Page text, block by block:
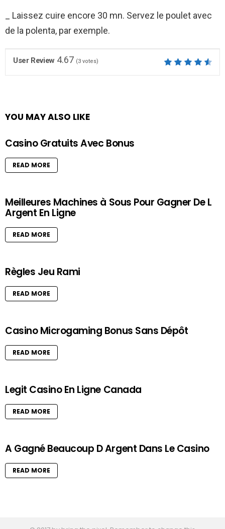
_ Laissez cuire encore 30 mn. Servez le poulet avec
de la polenta, par exemple.
User Review 4.67 (3votes)
YOU MAY ALSO LIKE
Casino Gratuits Avec Bonus
READ MORE
Meilleures Machines à Sous Pour Gagner De L
Argent En Ligne
READ MORE
Règles Jeu Rami
READ MORE
Casino Microgaming Bonus Sans Dépôt
READ MORE
Legit Casino En Ligne Canada
READ MORE
A Gagné Beaucoup D Argent Dans Le Casino
READ MORE